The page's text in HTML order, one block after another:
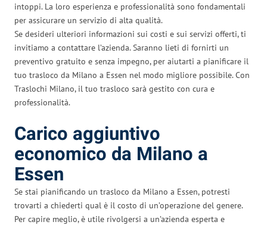
intoppi. La loro esperienza e professionalità sono fondamentali
per assicurare un servizio di alta qualità.
Se desideri ulteriori informazioni sui costi e sui servizi offerti, ti
invitiamo a contattare l’azienda. Saranno lieti di fornirti un
preventivo gratuito e senza impegno, per aiutarti a pianificare il
tuo trasloco da Milano a Essen nel modo migliore possibile. Con
Traslochi Milano, il tuo trasloco sarà gestito con cura e
professionalità.
Carico aggiuntivo
economico da Milano a
Essen
Se stai pianificando un trasloco da Milano a Essen, potresti
trovarti a chiederti qual è il costo di un’operazione del genere.
Per capire meglio, è utile rivolgersi a un’azienda esperta e